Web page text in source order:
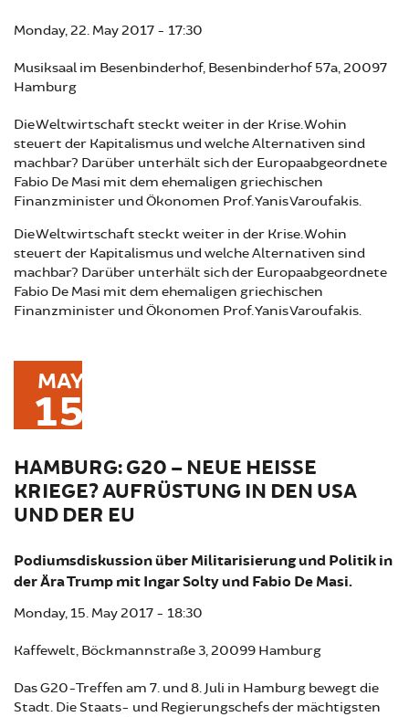
Monday, 22. May 2017 - 17:30
Musiksaal im Besenbinderhof, Besenbinderhof 57a, 20097
Hamburg
Die Weltwirtschaft steckt weiter in der Krise. Wohin
steuert der Kapitalismus und welche Alternativen sind
machbar? Darüber unterhält sich der Europaabgeordnete
Fabio De Masi mit dem ehemaligen griechischen
Finanzminister und Ökonomen Prof. Yanis Varoufakis.
Die Weltwirtschaft steckt weiter in der Krise. Wohin
steuert der Kapitalismus und welche Alternativen sind
machbar? Darüber unterhält sich der Europaabgeordnete
Fabio De Masi mit dem ehemaligen griechischen
Finanzminister und Ökonomen Prof. Yanis Varoufakis.
MAY
15
HAMBURG: G20 – NEUE HEISSE K
RIEGE? AUFRÜSTUNG IN DEN USA U
ND DER EU
Podiumsdiskussion über Militarisierung und Politik in
der Ära Trump mit Ingar Solty und Fabio De Masi.
Monday, 15. May 2017 - 18:30
Kaffewelt, Böckmannstraße 3, 20099 Hamburg
Das G20-Treffen am 7. und 8. Juli in Hamburg bewegt die
Stadt. Die Staats- und Regierungschefs der mächtigsten